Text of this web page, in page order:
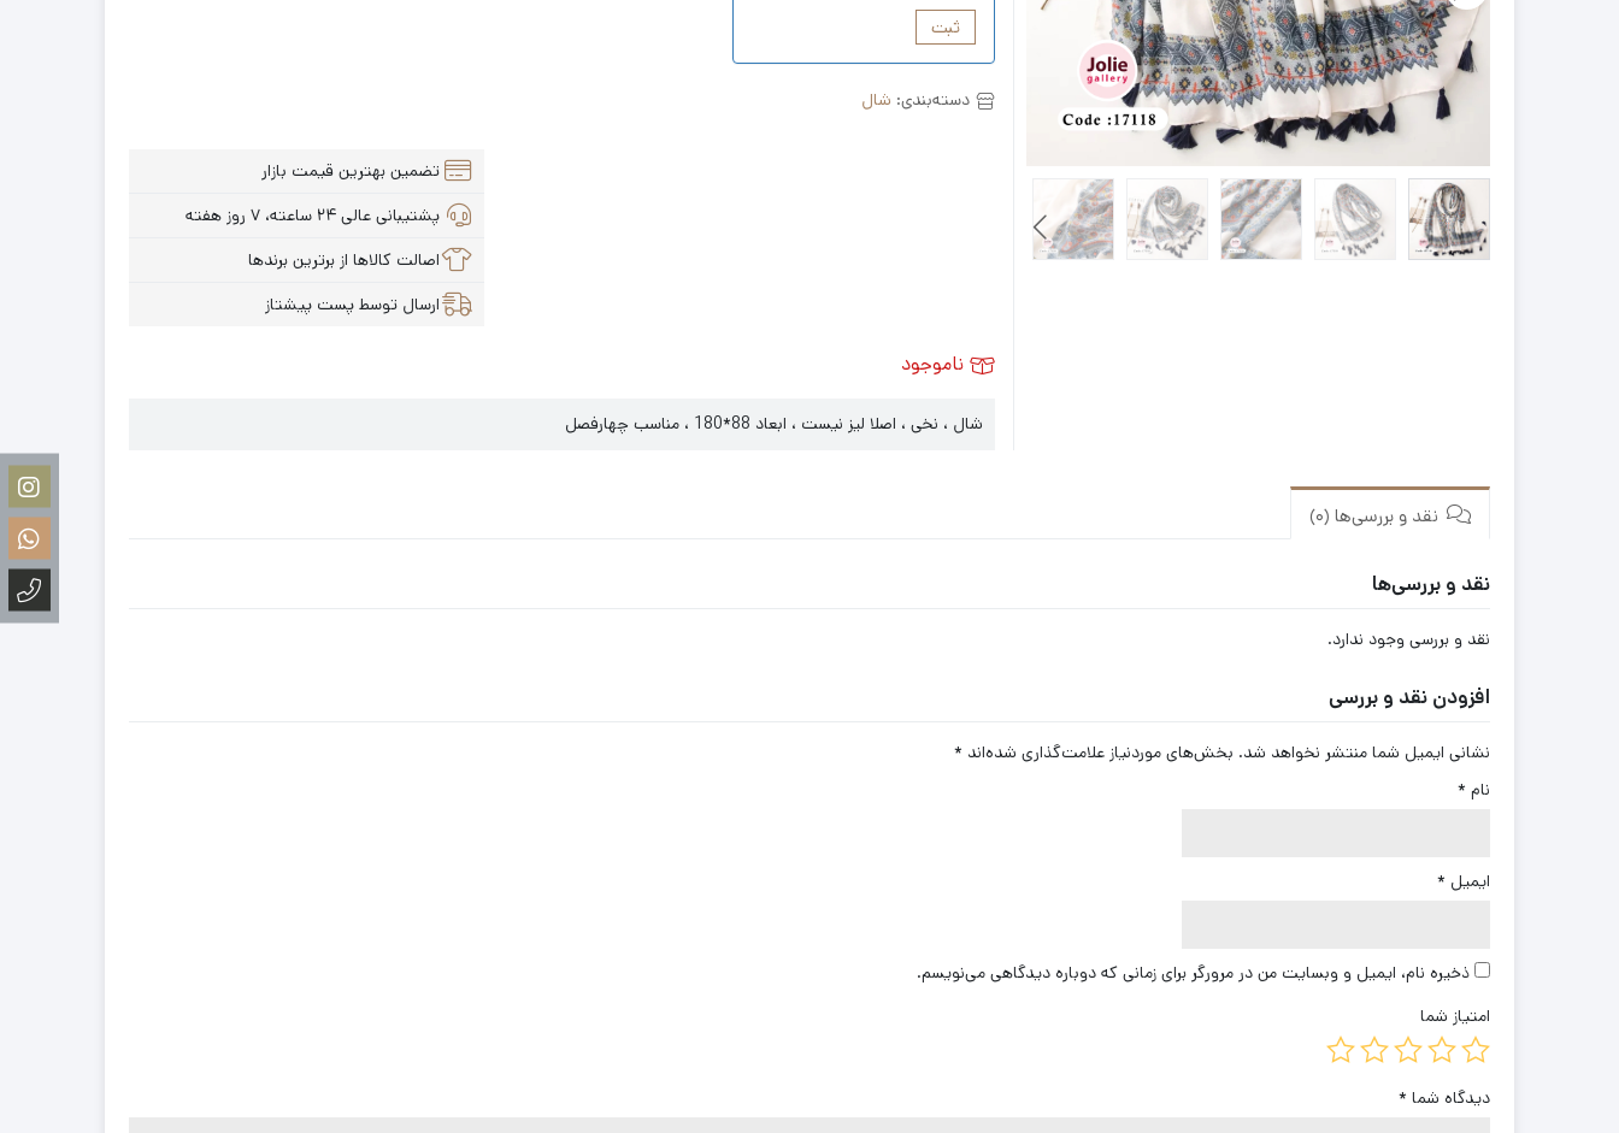
ثبت
دسته‌بندی: شال
تضمین بهترین قیمت بازار
پشتیبانی عالی ۲۴ ساعته، ۷ روز هفته
اصالت کالاها از برترین برندها
ارسال توسط پست پیشتاز
ناموجود
شال ، نخی ، اصلا لیز نیست ، ابعاد 88*180 ، مناسب چهارفصل
نقد و بررسی‌ها (0)
نقد و بررسی‌ها
نقد و بررسی وجود ندارد.
افزودن نقد و بررسی
نشانی ایمیل شما منتشر نخواهد شد. بخش‌های موردنیاز علامت‌گذاری شده‌اند *
نام *
ایمیل *
ذخیره نام، ایمیل و وبسایت من در مرورگر برای زمانی که دوباره دیدگاهی می‌نویسم.
امتیاز شما
دیدگاه شما *